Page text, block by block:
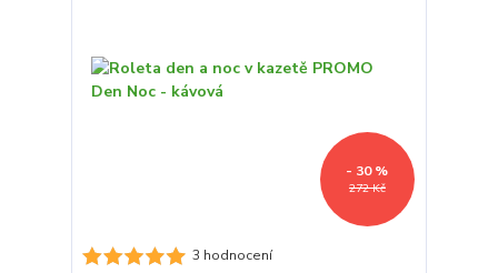
272 Kč
- 30 %
3 hodnocení